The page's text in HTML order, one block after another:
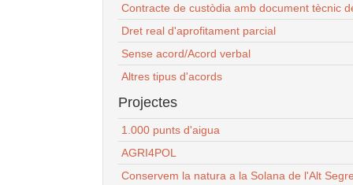
Contracte de custòdia amb document tècnic
Dret real d'aprofitament parcial
Sense acord/Acord verbal
Altres tipus d'acords
Projectes
1.000 punts d'aigua
AGRI4POL
Conservem la natura a la Solana de l'Alt